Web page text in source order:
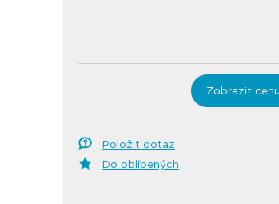
Zobrazit
Položit dotaz
Do oblíbených